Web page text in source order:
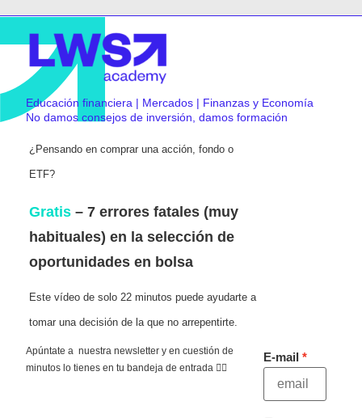
Educación financiera | Mercados | Finanzas y Economía
No damos consejos de inversión, damos formación
¿Pensando en comprar una acción, fondo o
ETF?
Gratis – 7 errores fatales (muy
habituales) en la selección de
oportunidades en bolsa
Este vídeo de solo 22 minutos puede ayudarte a
tomar una decisión de la que no arrepentirte.
Apúntate a nuestra newsletter y en cuestión de
minutos lo tienes en tu bandeja de entrada 👇🏻
E-mail